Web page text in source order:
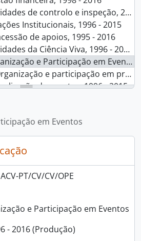
de controlo e inspeção, 2001 - 2009
Institucionais, 1996 - 2015
de apoios, 1995 - 2016
da Ciência Viva, 1996 - 2017
e Participação em Eventos, 1996 - 2016
e participação em projetos nacionais e internacionais, 1996 - 2016
de eventos, 1996 - 2015
de Postais, 1996 - 2017
de cartas, 1997 - 1998
de Cartazes, 1996 - 2025
de Folhetos, 1996 - 2023
Multimédia, 1996 - 2023
de Fotografias, 1996 - 2026
em Eventos
PT/CV/CV/OPE
e Participação em Eventos
- 2016 (Produção)